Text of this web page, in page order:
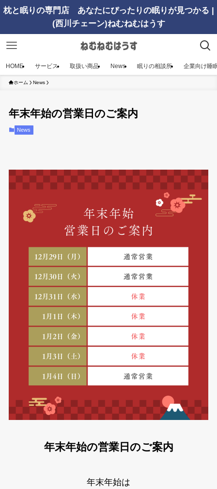
枕と眠りの専門店 あなたにぴったりの眠りが見つかる |
(西川チェーン)ねむねむはうす
HOME サービス 取扱い商品 News 眠りの相談所 企業向け睡
ホーム News
年末年始の営業日のご案内
News
年末年始の営業日のご案内
年末年始は